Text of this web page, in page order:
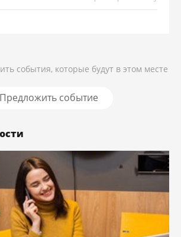
события, которые будут в этом месте
Предложить событие